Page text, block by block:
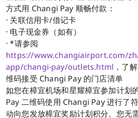
方式用 Changi Pay 顺畅付款：
· 关联信用卡/借记卡
· 电子现金券（如有）
· *请参阅
https://www.changiairport.com/
app/changi-pay/outlets.html ，了
维码接受 Changi Pay 的门店清单
如您在樟宜机场和星耀樟宜参加计划
Pay 二维码使用 Changi Pay 进行了
动向您发放樟宜奖励计划积分。您无